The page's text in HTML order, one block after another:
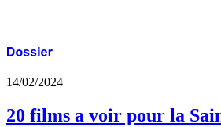
14/02/2024
20 films a voir pour la